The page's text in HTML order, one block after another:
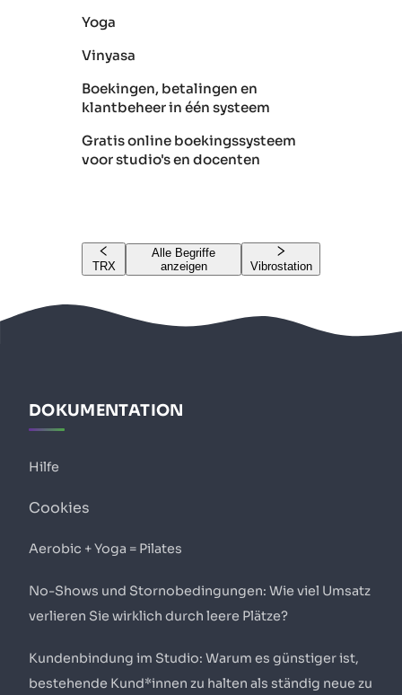
Yoga
Vinyasa
Boekingen, betalingen en
klantbeheer in één systeem
Gratis online boekingssysteem
voor studio's en docenten
TRX
Alle Begriffe
anzeigen
Vibrostation
DOKUMENTATION
Hilfe
Cookies
Aerobic + Yoga = Pilates
No-Shows und Stornobedingungen: Wie viel Umsatz
verlieren Sie wirklich durch leere Plätze?
Kundenbindung im Studio: Warum es günstiger ist,
bestehende Kund*innen zu halten als ständig neue zu